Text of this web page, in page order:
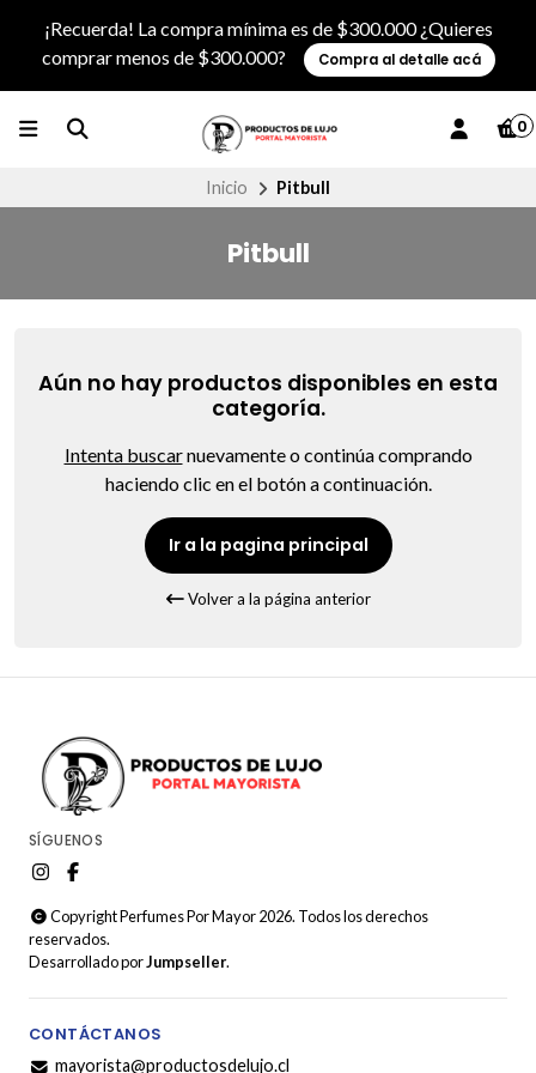
¡Recuerda! La compra mínima es de $300.000 ¿Quieres
comprar menos de $300.000?
Compra al detalle acá
0
Inicio Pitbull
Pitbull
Aún no hay productos disponibles en esta
categoría.
Intenta buscarnuevamente o continúa comprando
haciendo clic en el botón a continuación.
Ir a la pagina principal
Volver a la página anterior
SÍGUENOS
Copyright Perfumes Por Mayor 2026. Todos los derechos
reservados.
Desarrollado porJumpseller.
CONTÁCTANOS
mayorista@productosdelujo.cl